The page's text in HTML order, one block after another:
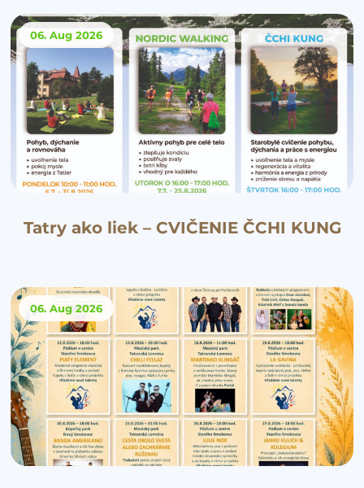
06. Aug 2026
Tatry ako liek – CVIČENIE ČCHI KUNG
06. Aug 2026